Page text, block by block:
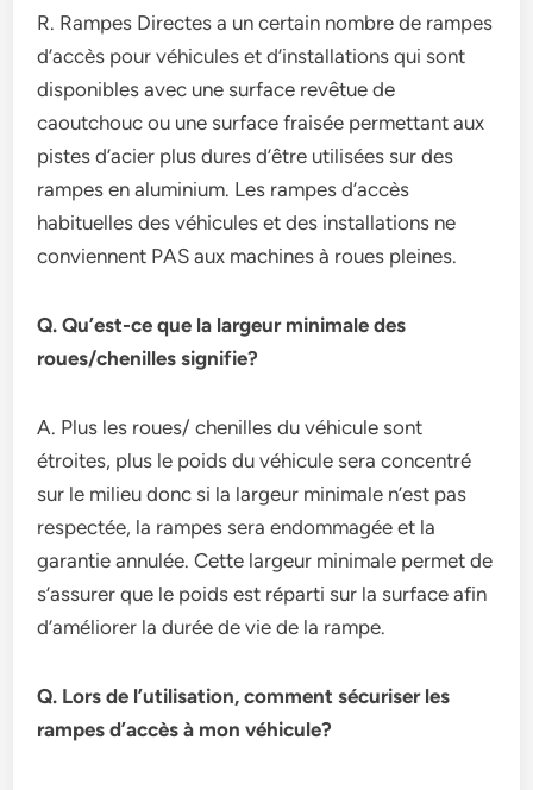
R. Rampes Directes a un certain nombre de rampes
d’accès pour véhicules et d’installations qui sont
disponibles avec une surface revêtue de
caoutchouc ou une surface fraisée permettant aux
pistes d’acier plus dures d’être utilisées sur des
rampes en aluminium. Les rampes d’accès
habituelles des véhicules et des installations ne
conviennent PAS aux machines à roues pleines.
Q. Qu’est-ce que la largeur minimale des
roues/chenilles signifie?
A. Plus les roues/ chenilles du véhicule sont
étroites, plus le poids du véhicule sera concentré
sur le milieu donc si la largeur minimale n’est pas
respectée, la rampes sera endommagée et la
garantie annulée. Cette largeur minimale permet de
s’assurer que le poids est réparti sur la surface afin
d’améliorer la durée de vie de la rampe.
Q. Lors de l’utilisation, comment sécuriser les
rampes d’accès à mon véhicule?